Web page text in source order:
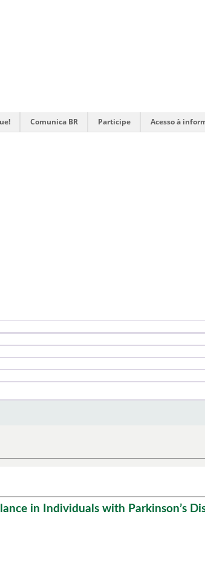
Comunica BR Participe Acesso à
in Individuals with Parkinson’s